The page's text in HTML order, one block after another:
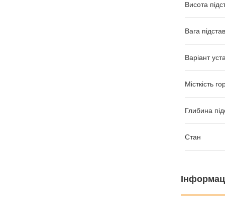
Висота
Вага
Варіант
Місткість
Глибина
Стан